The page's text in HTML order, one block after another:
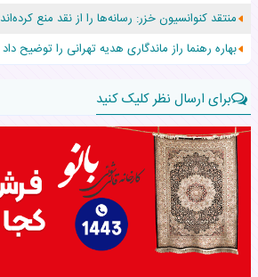
حرکت غیرقانونی یک پرستار، جان دوقلوها را نجات داد!
منتقد کنوانسیون خزر: رسانه‌ها را از نقد منع کرده‌اند
بهاره رهنما راز ماندگاری هدیه تهرانی را توضیح داد
برای ارسال نظر کلیک کنید
نام:
نظر: